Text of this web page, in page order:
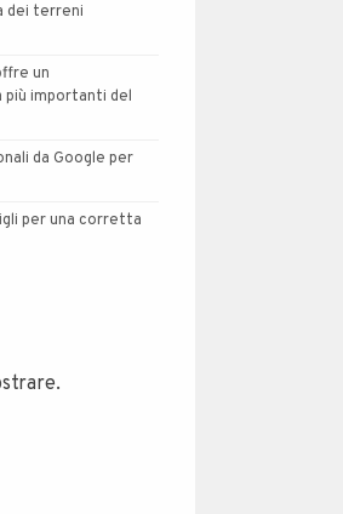
dei terreni
un
importanti del
da Google per
per una corretta